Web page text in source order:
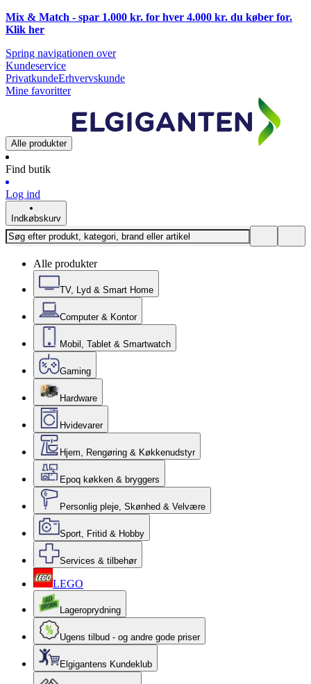
Mix & Match - spar 1.000 kr. for hver 4.000 kr. du køber for.
Klik her
Spring navigationen over
Kundeservice
PrivatkundeErhvervskunde
Mine favoritter
Alle produkter
Find butik
Log ind
Indkøbskurv
Alle produkter
TV, Lyd & Smart Home
Computer & Kontor
Mobil, Tablet & Smartwatch
Gaming
Hardware
Hvidevarer
Hjem, Rengøring & Køkkenudstyr
Epoq køkken & bryggers
Personlig pleje, Skønhed & Velvære
Sport, Fritid & Hobby
Services & tilbehør
LEGO
Lageroprydning
Ugens tilbud - og andre gode priser
Elgigantens Kundeklub